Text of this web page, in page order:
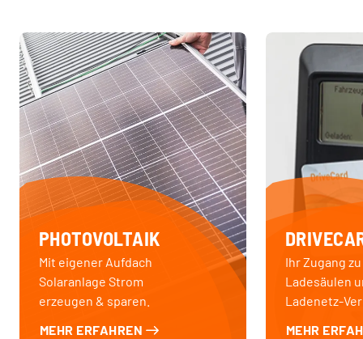
PHOTOVOLTAIK
Mit eigener Aufdach
Solaranlage Strom
erzeugen & sparen.
MEHR ERFAHREN
Ihr Zugang
Ladesäulen
Ladenetz-
MEHR